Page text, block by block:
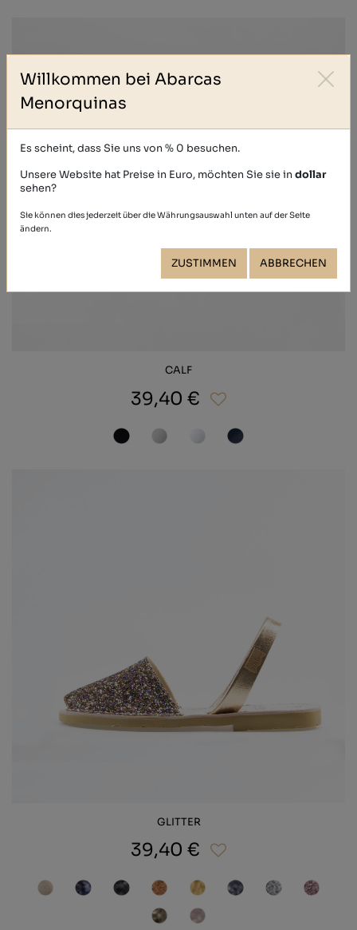
CALF
39,40 €
GLITTER
39,40 €
Willkommen bei Abarcas
Menorquinas
Es scheint, dass Sie uns von % 0 besuchen.
Unsere Website hat Preise in Euro, möchten Sie sie indollar
sehen?
Sie können dies jederzeit über die Währungsauswahl unten auf der Seite
ändern.
ZUSTIMMEN ABBRECHEN